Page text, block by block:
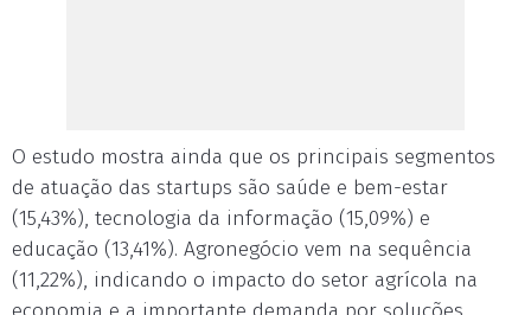
O estudo mostra ainda que os principais segmentos
de atuação das startups são saúde e bem-estar
(15,43%), tecnologia da informação (15,09%) e
educação (13,41%). Agronegócio vem na sequência
(11,22%), indicando o impacto do setor agrícola na